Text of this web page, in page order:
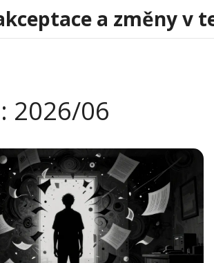
a změny v
2026/06